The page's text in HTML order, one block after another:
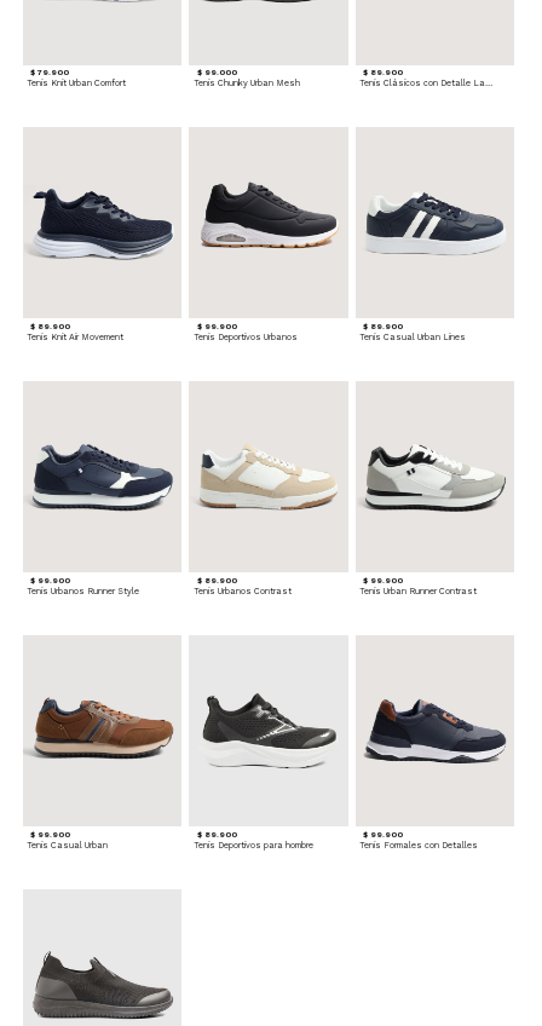
$ 79.900
Tenis Knit Urban Comfort
$ 99.000
Tenis Chunky Urban Mesh
$ 89.900
Tenis Clásicos con Detalle Lateral
$ 89.900
Tenis Knit Air Movement
$ 99.900
Tenis Deportivos Urbanos
$ 89.900
Tenis Casual Urban Lines
$ 99.900
Tenis Urbanos Runner Style
$ 89.900
Tenis Urbanos Contrast
$ 99.900
Tenis Urban Runner Contrast
$ 99.900
Tenis Casual Urban
$ 89.900
Tenis Deportivos para hombre
$ 99.900
Tenis Formales con Detalles